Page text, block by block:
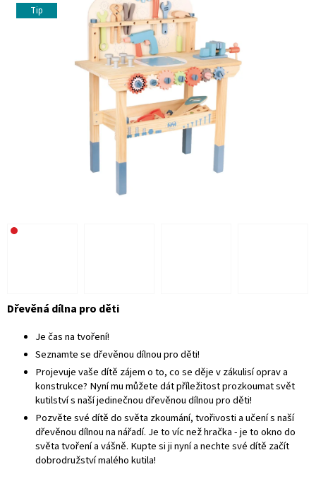
Tip
Dřevěná dílna pro děti
Je čas na tvoření!
Seznamte se dřevěnou dílnou pro děti!
Projevuje vaše dítě zájem o to, co se děje v zákulisí oprav a
konstrukce? Nyní mu můžete dát příležitost prozkoumat svět
kutilství s naší jedinečnou dřevěnou dílnou pro děti!
Pozvěte své dítě do světa zkoumání, tvořivosti a učení s naší
dřevěnou dílnou na nářadí. Je to víc než hračka - je to okno do
světa tvoření a vášně. Kupte si ji nyní a nechte své dítě začít
dobrodružství malého kutila!